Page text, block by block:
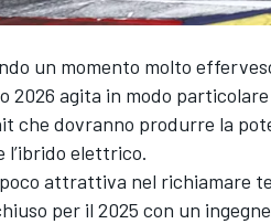
un momento molto
2026 agita in modo
che dovranno produrre la
l’ibrido elettrico.
attrattiva nel richiamare
per il 2025 con un